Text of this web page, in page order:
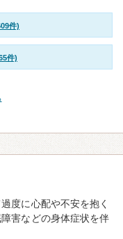
件)
件)
度に心配や不安を抱く
害などの身体症状を伴